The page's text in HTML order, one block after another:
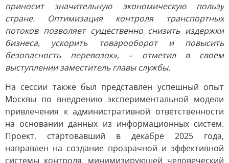
приносит значительную экономическую пользу
стране. Оптимизация контроля транспортных
потоков позволяет существенно снизить издержки
бизнеса, ускорить товарооборот и повысить
безопасность перевозок», – отметил в своем
выступлении заместитель главы службы.
На сессии также был представлен успешный опыт
Москвы по внедрению экспериментальной модели
привлечения к административной ответственности
на основании данных из информационных систем.
Проект, стартовавший в декабре 2025 года,
направлен на создание прозрачной и эффективной
системы контроля, минимизирующей человеческий